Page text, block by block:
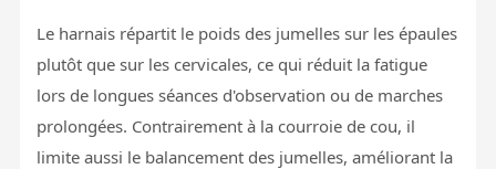
Le harnais répartit le poids des jumelles sur les épaules
plutôt que sur les cervicales, ce qui réduit la fatigue
lors de longues séances d'observation ou de marches
prolongées. Contrairement à la courroie de cou, il
limite aussi le balancement des jumelles, améliorant la